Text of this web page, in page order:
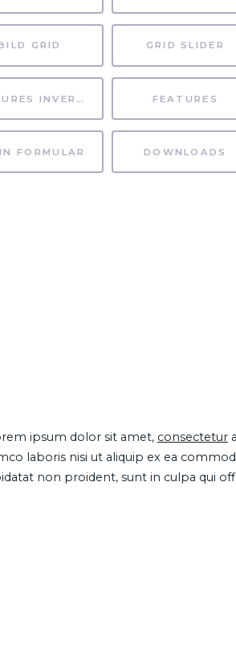
GRID GRID SLIDER
FEATURES INVERTIERT FEATURES
FORMULAR DOWNLOADS
ipsum dolor sit amet, consectetur
laboris nisi ut aliquip ex ea
non proident, sunt in culpa qui